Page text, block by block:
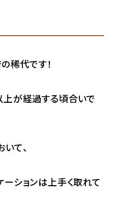
稀代です！
が経過する頃合いで
て、
ションは上手く取れて